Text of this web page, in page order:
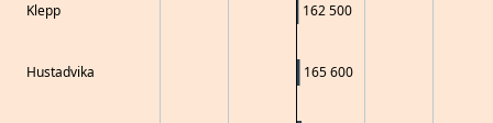
Klepp
Hustadvika
162 500
165 600